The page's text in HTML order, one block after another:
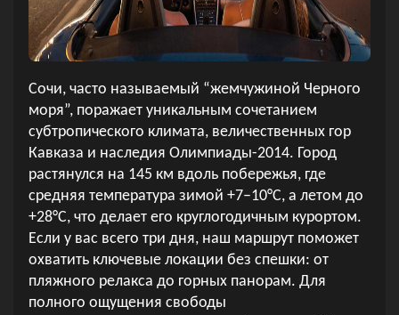
Сочи, часто называемый “жемчужиной Черного
моря”, поражает уникальным сочетанием
субтропического климата, величественных гор
Кавказа и наследия Олимпиады-2014. Город
растянулся на 145 км вдоль побережья, где
средняя температура зимой +7–10°C, а летом до
+28°C, что делает его круглогодичным курортом.
Если у вас всего три дня, наш маршрут поможет
охватить ключевые локации без спешки: от
пляжного релакса до горных панорам. Для
полного ощущения свободы